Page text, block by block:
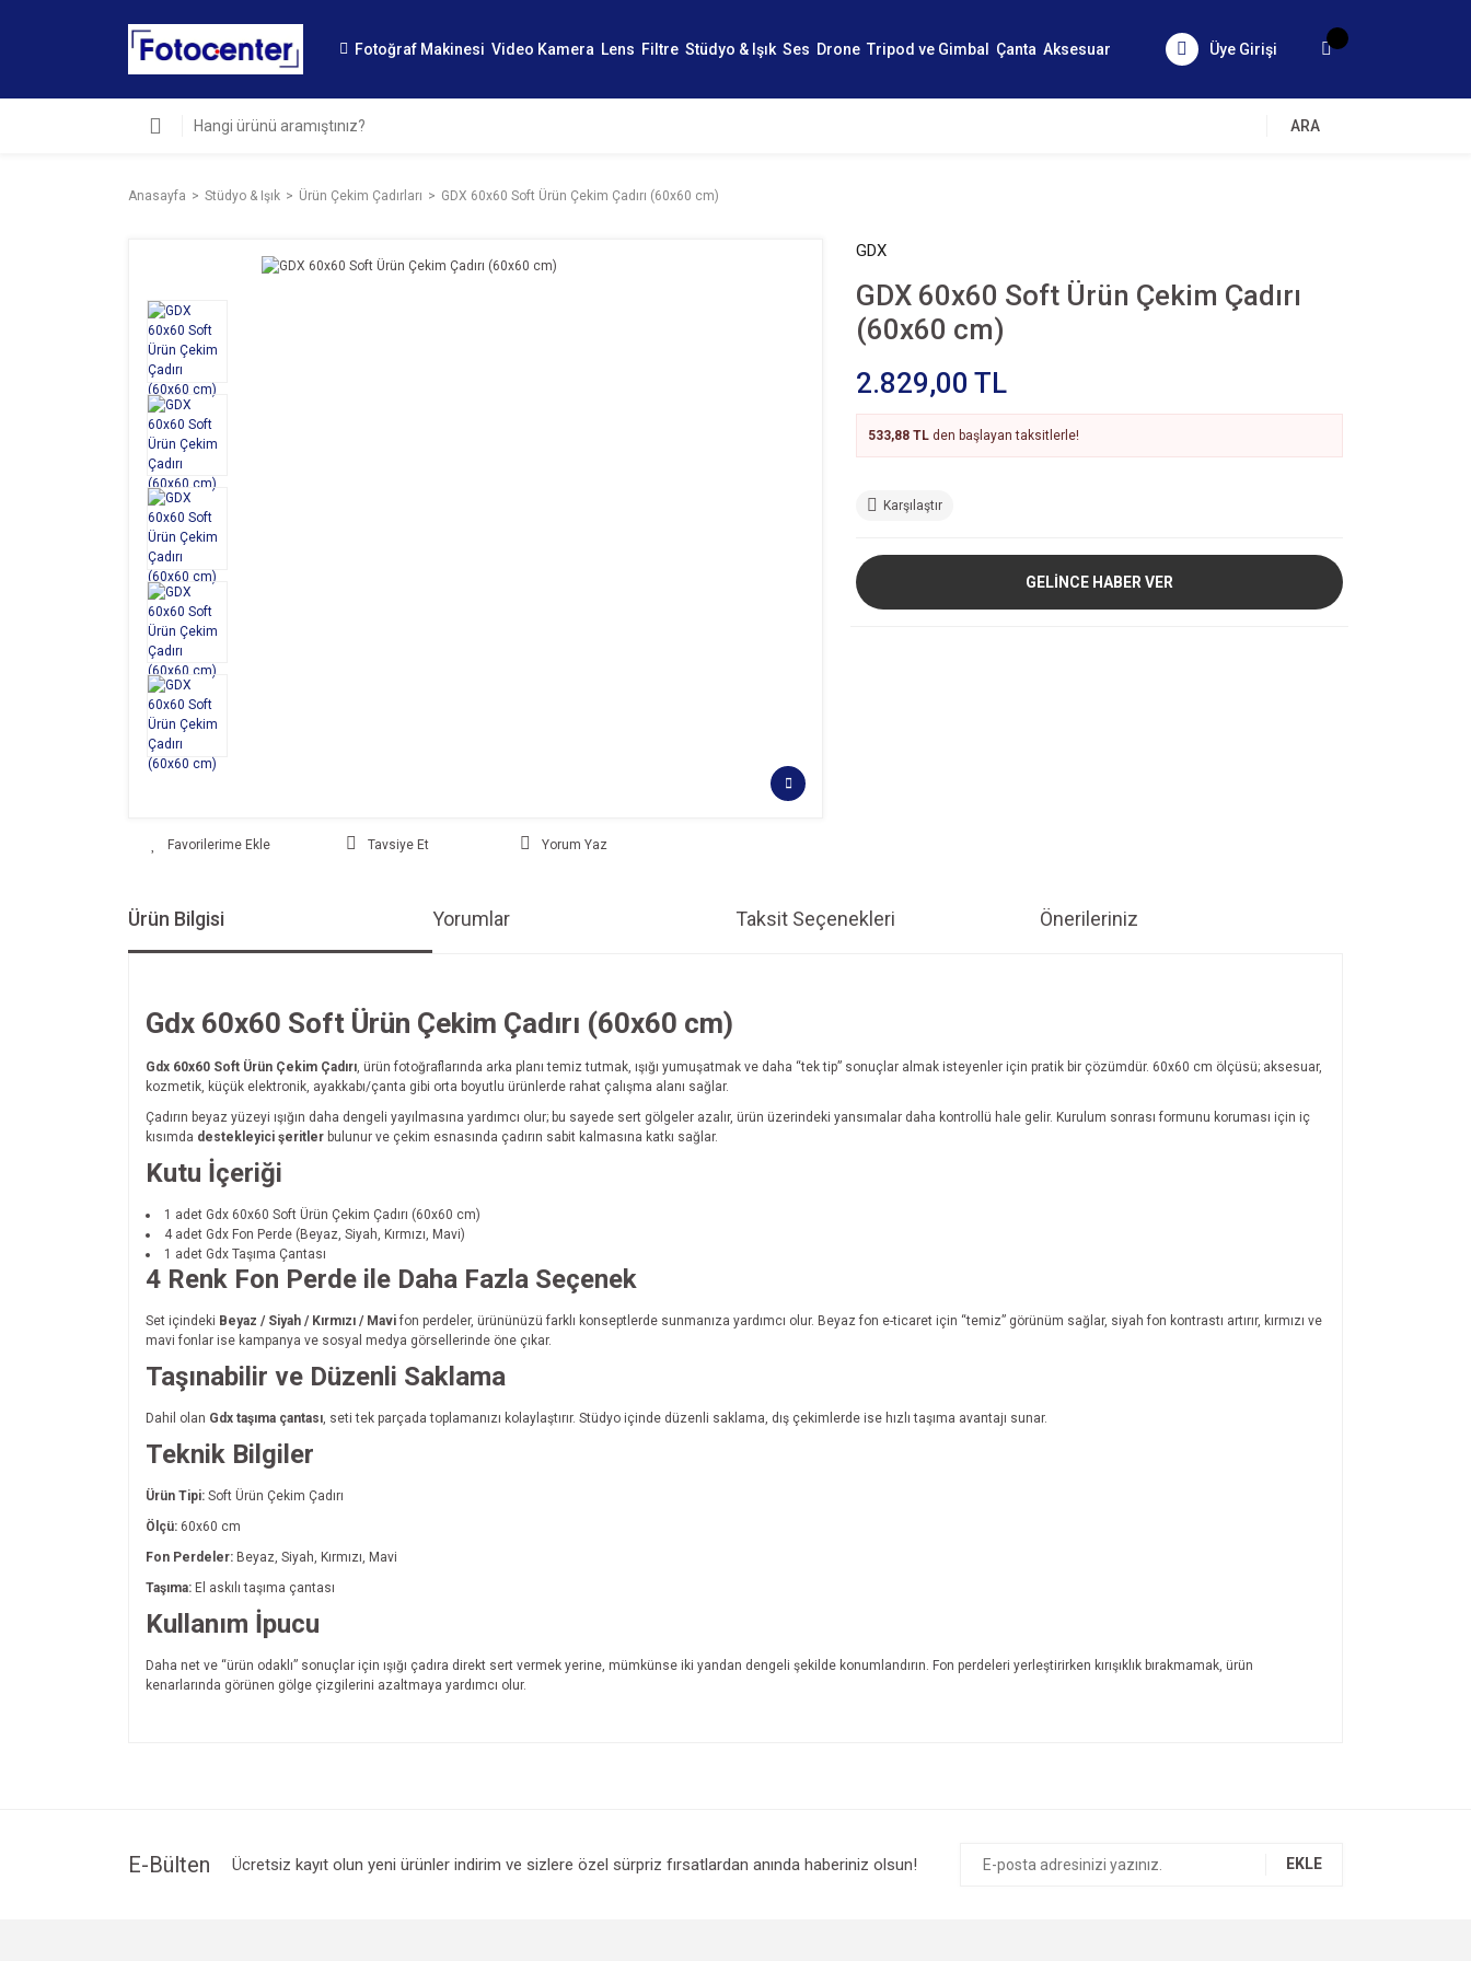
Fotoğraf Makinesi Video Kamera Lens Filtre Stüdyo & Işık Ses Drone Tripod ve Gimbal Çanta Aksesuar Üye Girişi
ARA
Anasayfa Stüdyo & Işık Ürün Çekim Çadırları GDX 60x60 Soft Ürün Çekim Çadırı (60x60 cm)
Tavsiye Et Yorum Yaz
GDX
GDX 60x60 Soft Ürün Çekim Çadırı
(60x60 cm)
2.829,00 TL
533,88 TL den başlayan taksitlerle!
Karşılaştır
GELİNCE HABER VER
Ürün Bilgisi Yorumlar Taksit Seçenekleri Önerileriniz
Gdx 60x60 Soft Ürün Çekim Çadırı (60x60 cm)
Gdx 60x60 Soft Ürün Çekim Çadırı , ürün fotoğraflarında arka planı temiz tutmak, ışığı yumuşatmak ve daha “tek tip” sonuçlar almak isteyenler için pratik bir çözümdür. 60x60 cm ölçüsü; aksesuar,
kozmetik, küçük elektronik, ayakkabı/çanta gibi orta boyutlu ürünlerde rahat çalışma alanı sağlar.
Çadırın beyaz yüzeyi ışığın daha dengeli yayılmasına yardımcı olur; bu sayede sert gölgeler azalır, ürün üzerindeki yansımalar daha kontrollü hale gelir. Kurulum sonrası formunu koruması için iç
kısımda destekleyici şeritler bulunur ve çekim esnasında çadırın sabit kalmasına katkı sağlar.
Kutu İçeriği
1 adet Gdx 60x60 Soft Ürün Çekim Çadırı (60x60 cm)
4 adet Gdx Fon Perde (Beyaz, Siyah, Kırmızı, Mavi)
1 adet Gdx Taşıma Çantası
4 Renk Fon Perde ile Daha Fazla Seçenek
Set içindeki Beyaz / Siyah / Kırmızı / Mavi fon perdeler, ürününüzü farklı konseptlerde sunmanıza yardımcı olur. Beyaz fon e-ticaret için “temiz” görünüm sağlar, siyah fon kontrastı artırır, kırmızı ve
mavi fonlar ise kampanya ve sosyal medya görsellerinde öne çıkar.
Taşınabilir ve Düzenli Saklama
Dahil olan Gdx taşıma çantası , seti tek parçada toplamanızı kolaylaştırır. Stüdyo içinde düzenli saklama, dış çekimlerde ise hızlı taşıma avantajı sunar.
Teknik Bilgiler
Ürün Tipi: Soft Ürün Çekim Çadırı
Ölçü: 60x60 cm
Fon Perdeler: Beyaz, Siyah, Kırmızı, Mavi
Taşıma: El askılı taşıma çantası
Kullanım İpucu
Daha net ve “ürün odaklı” sonuçlar için ışığı çadıra direkt sert vermek yerine, mümkünse iki yandan dengeli şekilde konumlandırın. Fon perdeleri yerleştirirken kırışıklık bırakmamak, ürün
kenarlarında görünen gölge çizgilerini azaltmaya yardımcı olur.
Ürün bilgilerinde hatalar bulunuyor.
E-Bülten Ücretsiz kayıt olun yeni ürünler indirim ve sizlere özel sürpriz fırsatlardan anında haberiniz olsun! EKLE